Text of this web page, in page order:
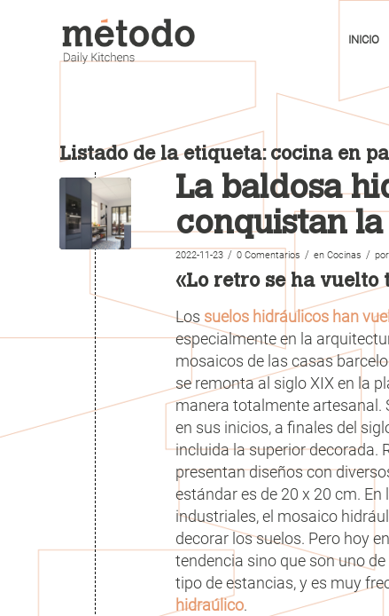
INICIO
Listado de la etiqueta: cocina en
La baldosa
conquistan
2022-11-23 / 0 Comentarios / en Cocinas / por
«Lo retro se ha vuelto
Los suelos hidráulicos han
especialmente en la
mosaicos de las casas
se remonta al siglo XIX en la
manera totalmente artesanal.
en sus inicios, a finales del
incluida la superior decorada.
presentan diseños con
estándar es de 20 x 20 cm.
industriales, el mosaico
decorar los suelos. Pero hoy
tendencia sino que son uno
tipo de estancias, y es muy
hidraúlico.